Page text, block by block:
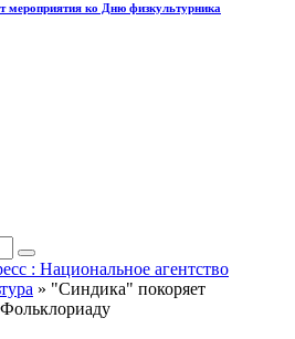
мероприятия ко Дню физкультурника
: Национальное агентство
» "Синдика" покоряет